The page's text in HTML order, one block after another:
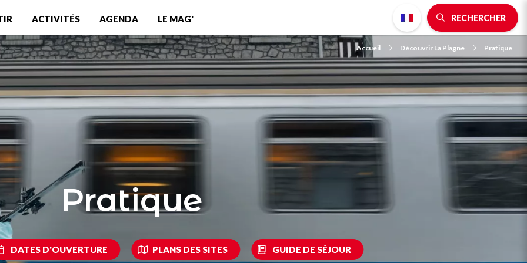
ACTIVITÉS AGENDA LE MAG' RECHERCHER
Accueil Découvrir La Plagne Pratique
Pratique
DATES D'OUVERTURE PLANS DES SITES GUIDE DE SÉJOUR